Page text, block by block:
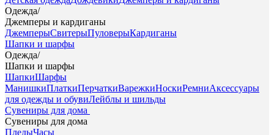
Одежда/
Джемперы и кардиганы
ДжемперыСвитерыПуловерыКардиганы
Шапки и шарфы
Одежда/
Шапки и шарфы
ШапкиШарфы
МанишкиПлаткиПерчаткиВарежкиНоскиРемниАксессуары
для одежды и обувиЛейблы и шильды
Сувениры для дома
Сувениры для дома
ПледыЧасы